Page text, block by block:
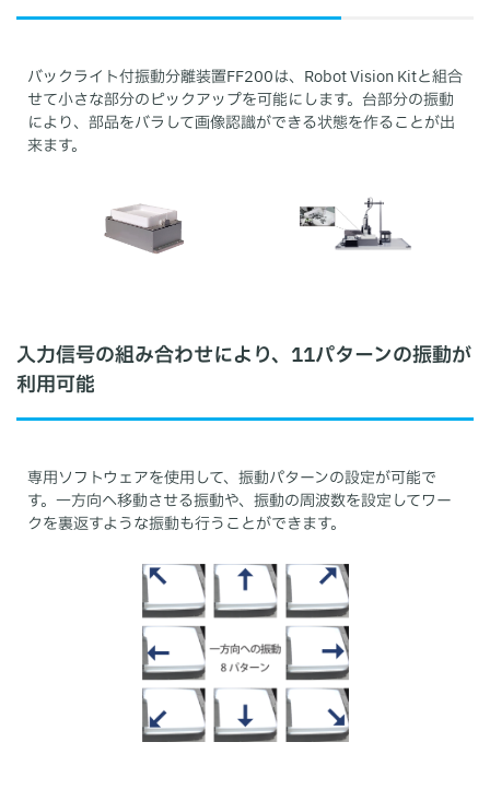
バックライト付振動分離装置FF200は、Robot Vision Kitと組合
せて小さな部分のピックアップを可能にします。台部分の振動
により、部品をバラして画像認識ができる状態を作ることが出
来ます。
入力信号の組み合わせにより、11パターンの振動が
利用可能
専用ソフトウェアを使用して、振動パターンの設定が可能で
す。一方向へ移動させる振動や、振動の周波数を設定してワー
クを裏返すような振動も行うことができます。